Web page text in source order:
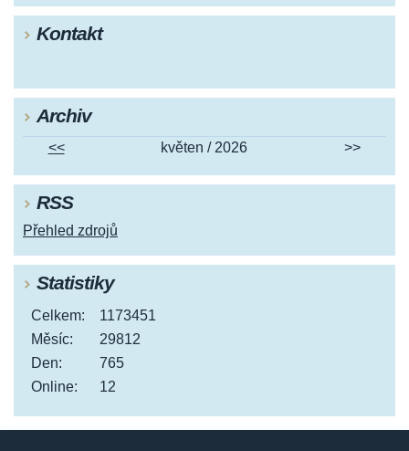
Kontakt
Archiv
<< květen / 2026 >>
RSS
Přehled zdrojů
Statistiky
Online: 12
Celkem:
1173451
Měsíc:
29812
Den:
765